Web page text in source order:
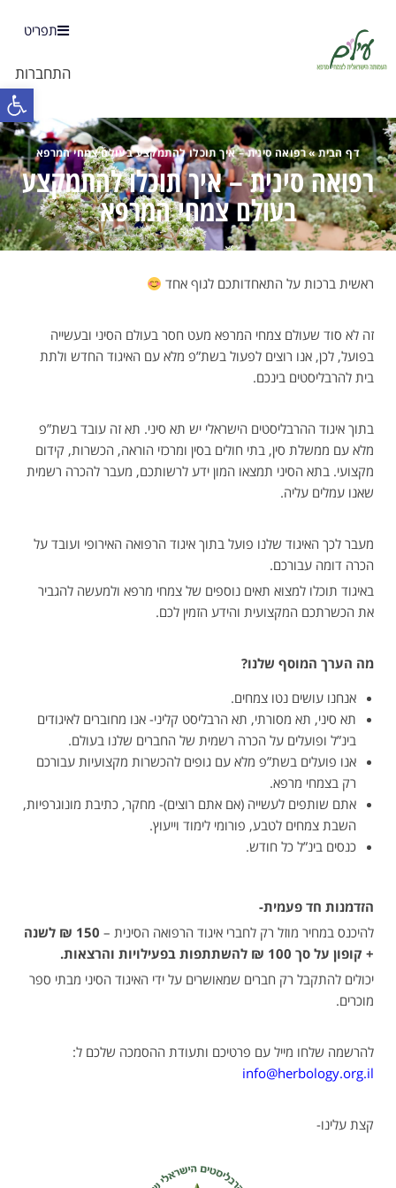
תפריט
התחברות
דף הבית»רפואה סינית – איך תוכלו להתמקצע בעולם צמחי המרפא
רפואה סינית – איך תוכלו להתמקצע
בעולם צמחי המרפא
ראשית ברכות על התאחדותכם לגוף אחד
זה לא סוד שעולם צמחי המרפא מעט חסר בעולם הסיני ובעשייה
בפועל, לכן, אנו רוצים לפעול בשת”פ מלא עם האיגוד החדש ולתת
בית להרבליסטים בינכם.
בתוך איגוד ההרבליסטים הישראלי יש תא סיני. תא זה עובד בשת”פ
מלא עם ממשלת סין, בתי חולים בסין ומרכזי הוראה, הכשרות, קידום
מקצועי. בתא הסיני תמצאו המון ידע לרשותכם, מעבר להכרה רשמית
שאנו עמלים עליה.
מעבר לכך האיגוד שלנו פועל בתוך איגוד הרפואה האירופי ועובד על
הכרה דומה עבורכם.
באיגוד תוכלו למצוא תאים נוספים של צמחי מרפא ולמעשה להגביר
את הכשרתכם המקצועית והידע הזמין לכם.
מה הערך המוסף שלנו?
אנחנו עושים נטו צמחים.
תא סיני, תא מסורתי, תא הרבליסט קליני- אנו מחוברים לאיגודים
בינ”ל ופועלים על הכרה רשמית של החברים שלנו בעולם.
אנו פועלים בשת”פ מלא עם גופים להכשרות מקצועיות עבורכם
רק בצמחי מרפא.
אתם שותפים לעשייה (אם אתם רוצים)- מחקר, כתיבת מונוגרפיות,
השבת צמחים לטבע, פורומי לימוד וייעוץ.
כנסים בינ”ל כל חודש.
הזדמנות חד פעמית-
להיכנס במחיר מוזל רק לחברי איגוד הרפואה הסינית –
150 ₪ לשנה
+ קופון על סך 100 ₪ להשתתפות בפעילויות והרצאות.
יכולים להתקבל רק חברים שמאושרים על ידי האיגוד הסיני מבתי ספר
מוכרים.
להרשמה שלחו מייל עם פרטיכם ותעודת ההסמכה שלכם ל:
info@herbology.org.il
קצת עלינו-